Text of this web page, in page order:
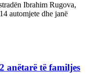
Ibrahim Rugova,
automjete dhe janë
anëtarë të familjes